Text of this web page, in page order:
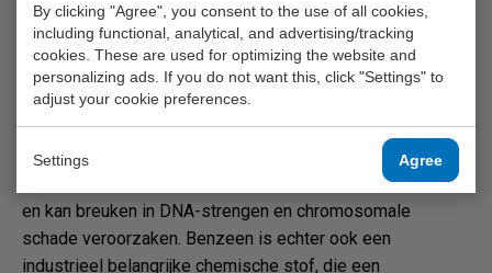
By clicking "Agree", you consent to the use of all cookies,
including functional, analytical, and advertising/tracking
cookies. These are used for optimizing the website and
personalizing ads. If you do not want this, click "Settings" to
adjust your cookie preferences.
Settings Agree
hoge blootstelling zijn hoofdpijn, duizeligheid,
misselijkheid en vermoeidheid, terwijl langdurige
blootstelling aan buitensporige niveaus een directe
oorzaak is van leukemie. Behalve dat het een bekend
carcinogeen is, wordt benzeen ook geassocieerd met
verschillende bloedaandoeningen, zoals bloedarmoede.
Het tast ook de lever, nieren, longen, hart en hersenen aan
en kan breuken in DNA-strengen en chromosomale
schade veroorzaken. Benzeen is echter ook een
industrieel belangrijke chemische stof, die een